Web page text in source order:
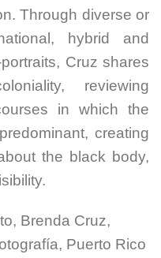
Through diverse or
hybrid and
Cruz shares
reviewing
in which the
creating
the black body,
Brenda Cruz,
Puerto Rico